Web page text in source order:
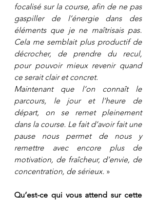
focalisé sur la course, afin de ne pas
gaspiller de l’énergie dans des
éléments que je ne maîtrisais pas.
Cela me semblait plus productif de
décrocher, de prendre du recul,
pour pouvoir mieux revenir quand
ce serait clair et concret.
Maintenant que l’on connaît le
parcours, le jour et l’heure de
départ, on se remet pleinement
dans la course. Le fait d’avoir fait une
pause nous permet de nous y
remettre avec encore plus de
motivation, de fraîcheur, d’envie, de
concentration, de sérieux. »
Qu’est-ce qui vous attend sur cette